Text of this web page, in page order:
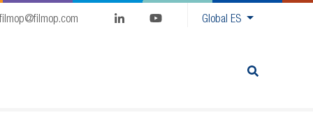
GlobalES
filmop@filmop.com